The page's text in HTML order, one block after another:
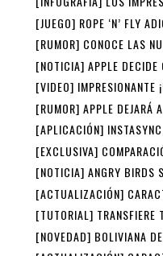
[JUEGO] ROPE ‘N’ FLY
[RUMOR] CONOCE LAS
[NOTICIA] APPLE DECIDE
[VIDEO] IMPRESIONANTE
[RUMOR] APPLE DEJARÁ
[APLICACIÓN]
[EXCLUSIVA]
[NOTICIA] ANGRY BIRDS
[ACTUALIZACIÓN]
[TUTORIAL] TRANSFIERE
[NOVEDAD] BOLIVIANA